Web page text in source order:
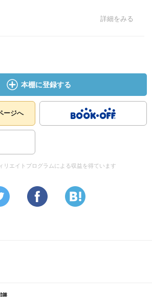
詳細をみる
本棚に登録する
ージへ
リエイトプログラムによる収益を得ています